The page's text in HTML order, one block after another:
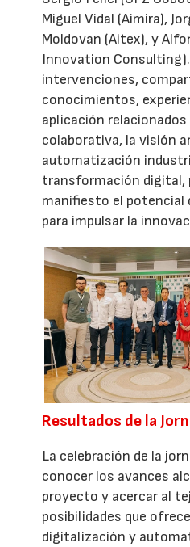
Miguel Vidal (Aimira),
Moldovan (Aitex), y
Innovation
intervenciones,
conocimientos,
aplicación
colaborativa, la visión
automatización
transformación digital,
manifiesto el potencial
para impulsar la
Resultados de la
La celebración de la
conocer los avances
proyecto y acercar al
posibilidades que
digitalización y